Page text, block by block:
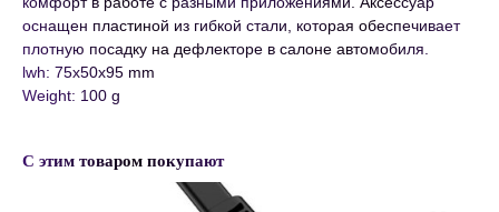
оснащен пластиной из гибкой стали, которая обеспечивает
плотную посадку на дефлекторе в салоне автомобиля.
lwh: 75x50x95 mm
Weight: 100 g
С этим товаром покупают